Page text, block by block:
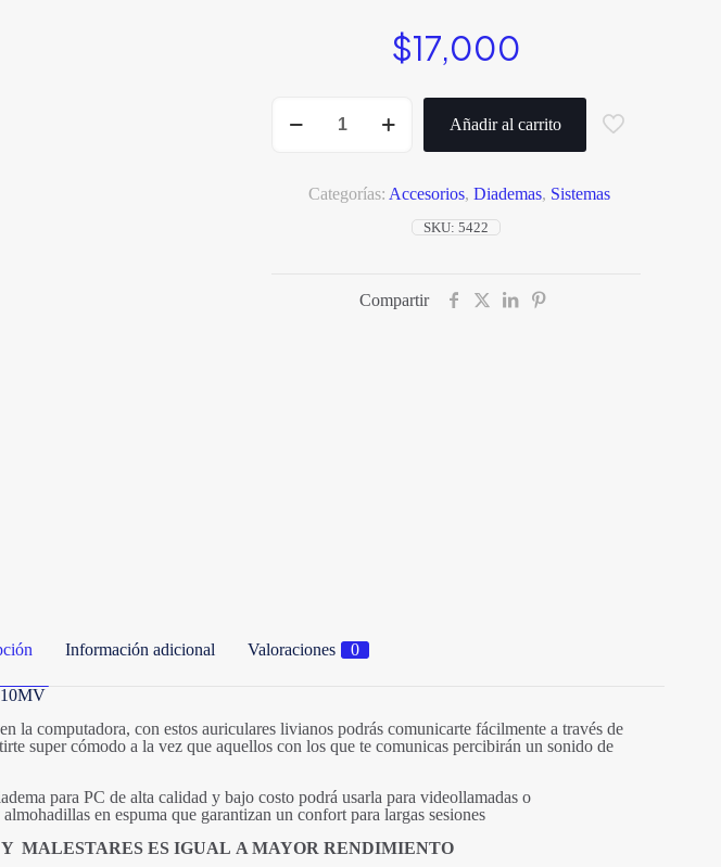
$17,000
con
Añadir al carrito
SKU: 5422
Categorías: Accesorios, Diademas, Sistemas
Compartir
Información adicional Valoraciones 0
la computadora, con estos auriculares livianos podrás comunicarte fácilmente a través de
super cómodo a la vez que aquellos con los que te comunicas percibirán un sonido de
para PC de alta calidad y bajo costo podrá usarla para videollamadas o
en espuma que garantizan un confort para largas sesiones
MALESTARES ES IGUAL A MAYOR RENDIMIENTO